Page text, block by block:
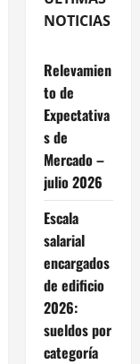
NOTICIAS
Relevamien
to de
Expectativa
s de
Mercado –
julio 2026
Escala
salarial
encargados
de edificio
2026:
sueldos por
categoría